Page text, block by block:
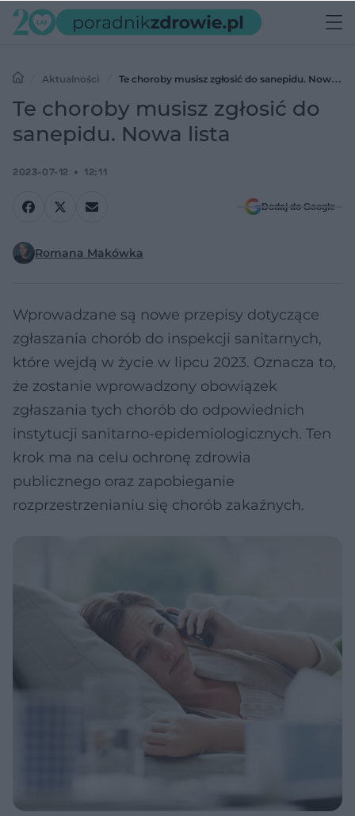
Aktualności
Te choroby musisz zgłosić do sanepidu. Nowa
lista
Te choroby musisz zgłosić do
sanepidu. Nowa lista
2023-07-12 12:11
Dodaj do Google
Romana Makówka
Wprowadzane są nowe przepisy dotyczące
zgłaszania chorób do inspekcji sanitarnych,
które wejdą w życie w lipcu 2023. Oznacza to,
że zostanie wprowadzony obowiązek
zgłaszania tych chorób do odpowiednich
instytucji sanitarno-epidemiologicznych. Ten
krok ma na celu ochronę zdrowia
publicznego oraz zapobieganie
rozprzestrzenianiu się chorób zakaźnych.